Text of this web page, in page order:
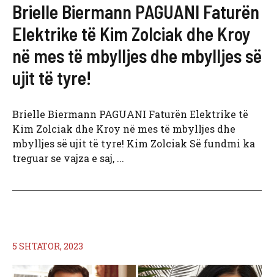
Brielle Biermann PAGUANI Faturën
Elektrike të Kim Zolciak dhe Kroy
në mes të mbylljes dhe mbylljes së
ujit të tyre!
Brielle Biermann PAGUANI Faturën Elektrike të
Kim Zolciak dhe Kroy në mes të mbylljes dhe
mbylljes së ujit të tyre! Kim Zolciak Së fundmi ka
treguar se vajza e saj, ...
5 SHTATOR, 2023